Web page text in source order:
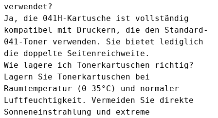
verwendet?
Ja, die 041H-Kartusche ist vollständig
kompatibel mit Druckern, die den Standard-
041-Toner verwenden. Sie bietet lediglich
die doppelte Seitenreichweite.
Wie lagere ich Tonerkartuschen richtig?
Lagern Sie Tonerkartuschen bei
Raumtemperatur (0-35°C) und normaler
Luftfeuchtigkeit. Vermeiden Sie direkte
Sonneneinstrahlung und extreme